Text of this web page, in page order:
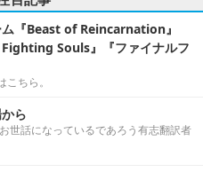
『Beast of Reincarnation』
Fighting Souls』『ファイナルフ
ちら。
ら
世話になっているであろう有志翻訳者